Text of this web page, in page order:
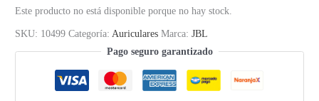
Este producto no está disponible porque no hay stock.
SKU: 10499 Categoría: Auriculares Marca:JBL
Pago seguro garantizado